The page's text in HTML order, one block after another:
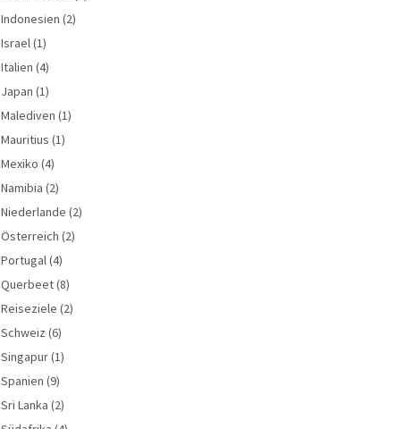
Indonesien (2)
Israel(1)
Italien (4)
Japan (1)
Malediven (1)
Mauritius (1)
Mexiko (4)
Namibia (2)
Niederlande (2)
Österreich (2)
Portugal(4)
Querbeet(8)
Reiseziele (2)
Schweiz (6)
Singapur(1)
Spanien (9)
Sri Lanka (2)